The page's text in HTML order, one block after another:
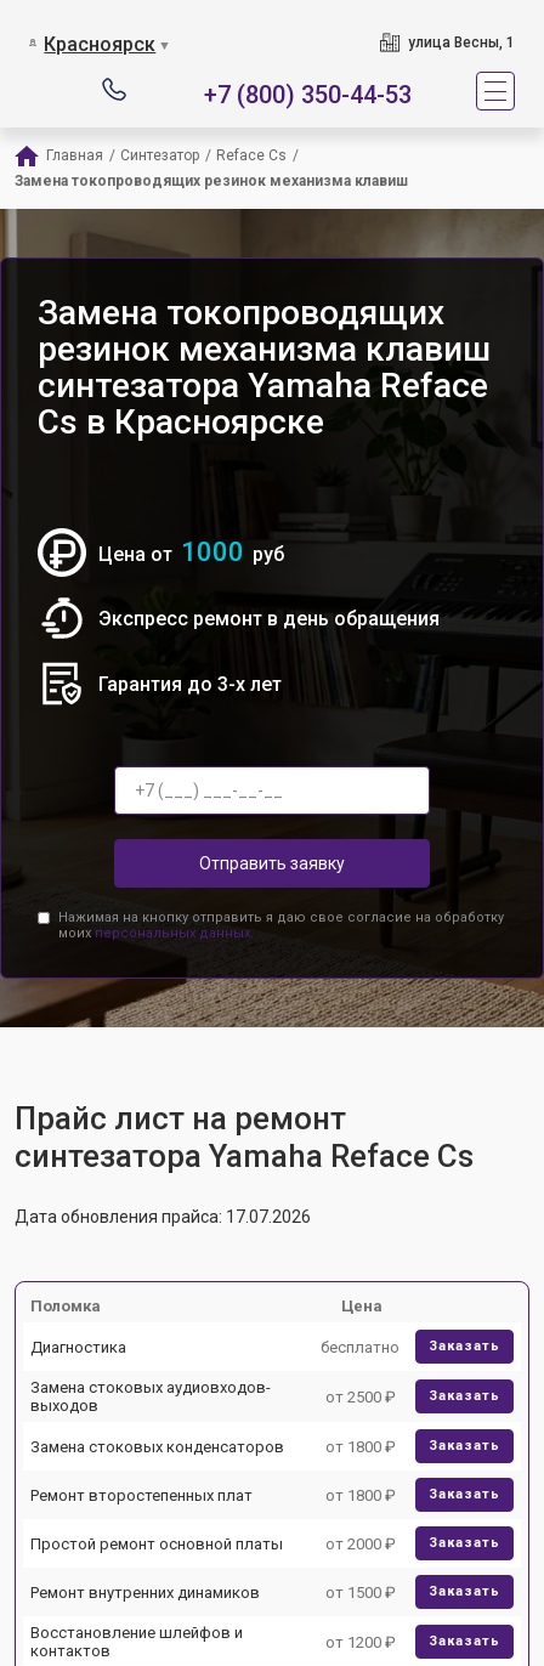
Красноярск ▼ улица Весны, 1
+7 (800) 350-44-53
Главная / Синтезатор / Reface Cs /
Замена токопроводящих резинок механизма клавиш
Замена токопроводящих
резинок механизма клавиш
синтезатора Yamaha Reface
Cs в Красноярске
Цена от 1000 руб
Экспресс ремонт в день обращения
Гарантия до 3-х лет
Отправить заявку
Нажимая на кнопку отправить я даю свое согласие на обработку
моих персональных данных.
Прайс лист на ремонт
синтезатора Yamaha Reface Cs
Дата обновления прайса: 17.07.2026
Поломка Цена
Диагностика бесплатно Заказать
Замена стоковых аудиовходов-
выходов
от 2500 ₽ Заказать
Замена стоковых конденсаторов от 1800 ₽ Заказать
Ремонт второстепенных плат от 1800 ₽ Заказать
Простой ремонт основной платы от 2000 ₽ Заказать
Ремонт внутренних динамиков от 1500 ₽ Заказать
Восстановление шлейфов и
контактов
от 1200 ₽ Заказать